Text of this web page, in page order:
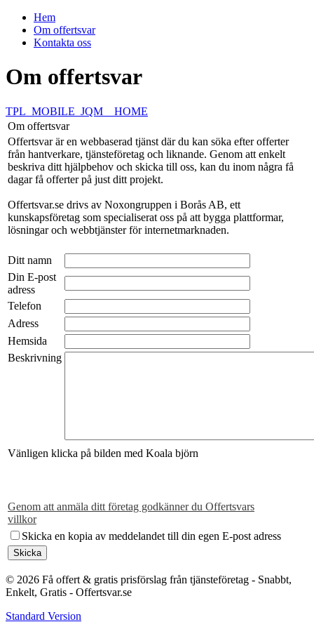
Hem
Om offertsvar
Kontakta oss
Om offertsvar
TPL_MOBILE_JQM__HOME
Om offertsvar
Offertsvar är en webbaserad tjänst där du kan söka efter offerter
från hantverkare, tjänsteföretag och liknande. Genom att enkelt
beskriva ditt hjälpbehov och skicka till oss, kan du inom några få
dagar få offerter på just ditt projekt.
Offertsvar.se drivs av Noxongruppen i Borås AB, ett
kunskapsföretag som specialiserat oss på att bygga plattformar,
lösningar och webbtjänster för internetmarknaden.
Ditt namn
Din E-post
adress
Telefon
Adress
Hemsida
Beskrivning
Vänligen klicka på bilden med Koala björn
Genom att anmäla ditt företag godkänner du Offertsvars
villkor
Skicka en kopia av meddelandet till din egen E-post adress
© 2026 Få offert & gratis prisförslag från tjänsteföretag - Snabbt,
Enkelt, Gratis - Offertsvar.se
Standard Version